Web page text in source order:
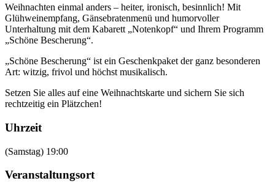
Weihnachten einmal anders – heiter, ironisch, besinnlich! Mit
Glühweinempfang, Gänsebratenmenü und humorvoller
Unterhaltung mit dem Kabarett „Notenkopf“ und Ihrem Programm
„Schöne Bescherung“.
„Schöne Bescherung“ ist ein Geschenkpaket der ganz besonderen
Art: witzig, frivol und höchst musikalisch.
Setzen Sie alles auf eine Weihnachtskarte und sichern Sie sich
rechtzeitig ein Plätzchen!
Uhrzeit
(Samstag) 19:00
Veranstaltungsort